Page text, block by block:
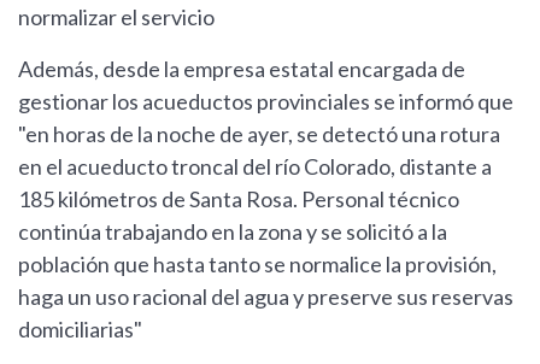
normalizar el servicio
Además, desde la empresa estatal encargada de
gestionar los acueductos provinciales se informó que
"en horas de la noche de ayer, se detectó una rotura
en el acueducto troncal del río Colorado, distante a
185 kilómetros de Santa Rosa. Personal técnico
continúa trabajando en la zona y se solicitó a la
población que hasta tanto se normalice la provisión,
haga un uso racional del agua y preserve sus reservas
domiciliarias"